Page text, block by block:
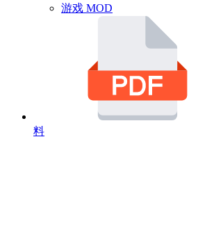
游戏 MOD
料